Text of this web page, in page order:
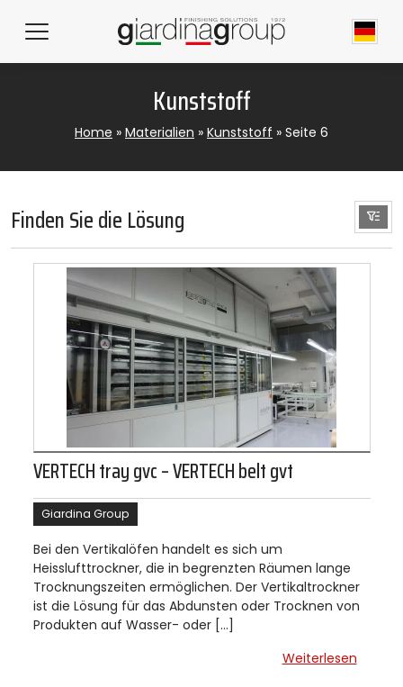
Kunststoff
Home » Materialien » Kunststoff » Seite 6
Finden Sie die Lösung
VERTECH tray gvc – VERTECH belt gvt
Giardina Group
Bei den Vertikalöfen handelt es sich um
Heisslufttrockner, die in begrenzten Räumen lange
Trocknungszeiten ermöglichen. Der Vertikaltrockner
ist die Lösung für das Abdunsten oder Trocknen von
Produkten auf Wasser- oder […]
Weiterlesen